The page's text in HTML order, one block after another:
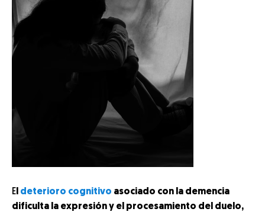
E deterioro cognitivo asociado con la demencia
dificulta la expresión y el procesamiento del duelo,